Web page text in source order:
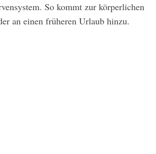
So kommt zur körperlichen
an einen früheren Urlaub hinzu.